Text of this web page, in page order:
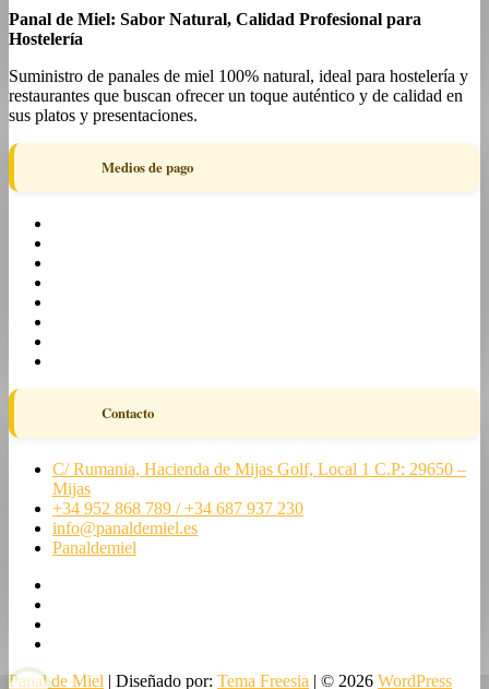
Panal de Miel: Sabor Natural, Calidad Profesional para
Hostelería
Suministro de panales de miel 100% natural, ideal para hostelería y
restaurantes que buscan ofrecer un toque auténtico y de calidad en
sus platos y presentaciones.
Medios de pago
Contacto
C/ Rumania, Hacienda de Mijas Golf, Local 1 C.P: 29650 –
Mijas
+34 952 868 789 / +34 687 937 230
info@panaldemiel.es
Panaldemiel
Panal de Miel | Diseñado por: Tema Freesia | © 2026 WordPress